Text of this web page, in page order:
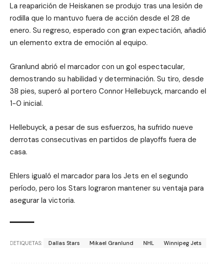
La reaparición de Heiskanen se produjo tras una lesión de
rodilla que lo mantuvo fuera de acción desde el 28 de
enero. Su regreso, esperado con gran expectación, añadió
un elemento extra de emoción al equipo.
Granlund abrió el marcador con un gol espectacular,
demostrando su habilidad y determinación. Su tiro, desde
38 pies, superó al portero Connor Hellebuyck, marcando el
1-0 inicial.
Hellebuyck, a pesar de sus esfuerzos, ha sufrido nueve
derrotas consecutivas en partidos de playoffs fuera de
casa.
Ehlers igualó el marcador para los Jets en el segundo
período, pero los Stars lograron mantener su ventaja para
asegurar la victoria.
ETIQUETAS: Dallas Stars Mikael Granlund NHL Winnipeg Jets